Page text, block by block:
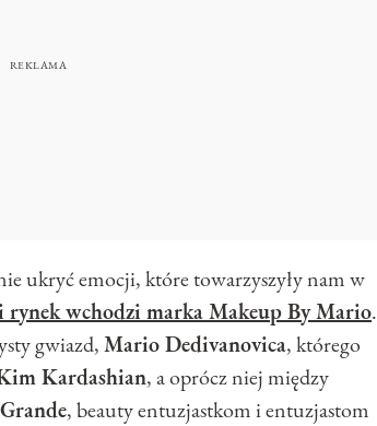
ukryć emocji, które towarzyszyły nam w
rynek wchodzi marka Makeup By Mario.
gwiazd,Mario Dedivanovica, którego
Kardashian, a oprócz niej między
, beauty entuzjastkom i entuzjastom